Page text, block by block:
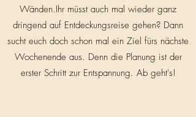
Wänden.Ihr müsst auch mal wieder ganz
dringend auf Entdeckungsreise gehen? Dann
sucht euch doch schon mal ein Ziel fürs nächste
Wochenende aus. Denn die Planung ist der
erster Schritt zur Entspannung. Ab geht's!